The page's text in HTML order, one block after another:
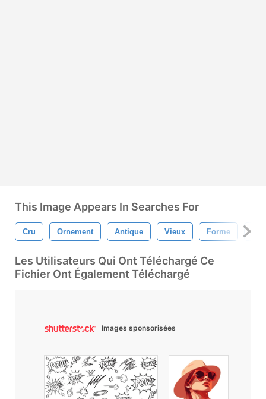
This Image Appears In Searches For
Cru Ornement Antique Vieux Forme
Les Utilisateurs Qui Ont Téléchargé Ce
Fichier Ont Également Téléchargé
Images sponsorisées